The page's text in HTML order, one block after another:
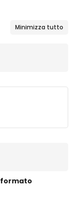
Minimizza tutto
formato